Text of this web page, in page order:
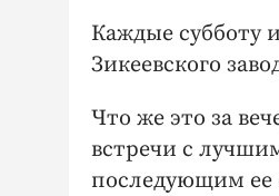
Каждые субботу
Зикеевского
Что же это за
встречи с
последующим ее